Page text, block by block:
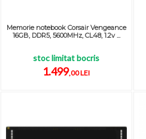
Memorie notebook Corsair Vengeance
16GB, DDR5, 5600MHz, CL48, 1.2v ...
stoc limitat bocris
1.499,00 LEI